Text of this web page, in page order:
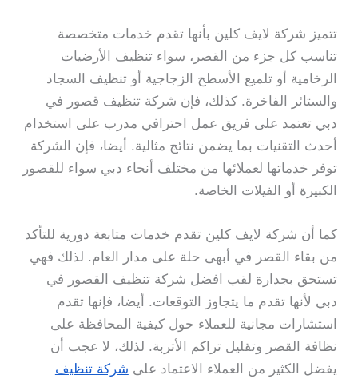
تتميز شركة لايف كلين بأنها تقدم خدمات متخصصة
تناسب كل جزء من القصر، سواء تنظيف الأرضيات
الرخامية أو تلميع الأسطح الزجاجية أو تنظيف السجاد
والستائر الفاخرة. كذلك، فإن شركة تنظيف قصور في
دبي تعتمد على فريق عمل احترافي مدرب على استخدام
أحدث التقنيات بما يضمن نتائج مثالية. أيضا، فإن الشركة
توفر خدماتها لعملائها من مختلف أنحاء دبي سواء للقصور
الكبيرة أو الفيلات الخاصة.
كما أن شركة لايف كلين تقدم خدمات متابعة دورية للتأكد
من بقاء القصر في أبهى حلة على مدار العام. لذلك فهي
تستحق بجدارة لقب افضل شركة تنظيف القصور في
دبي لأنها تقدم ما يتجاوز التوقعات. أيضا، فإنها تقدم
استشارات مجانية للعملاء حول كيفية المحافظة على
نظافة القصر وتقليل تراكم الأتربة. لذلك، لا عجب أن
يفضل الكثير من العملاء الاعتماد على شركة تنظيف